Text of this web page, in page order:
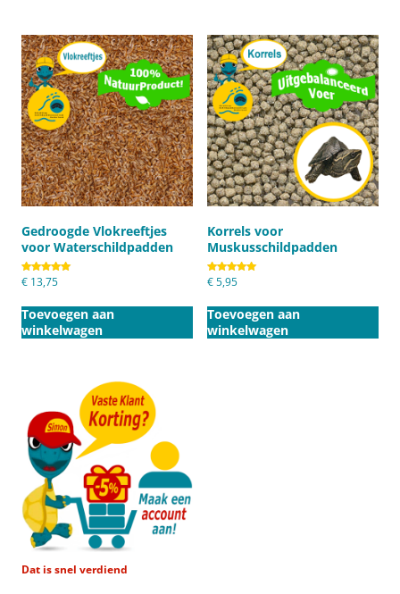
Gedroogde Vlokreeftjes
voor Waterschildpadden
Gewaardeerd
5.00
€ 13,75
Toevoegen aan
winkelwagen
Korrels voor
Muskusschildpadden
Gewaardeerd
5.00
€5,95
Toevoegen aan
winkelwagen
Dat is snel verdiend